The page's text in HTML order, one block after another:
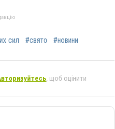
сил #свято #новини
, щоб оцінити